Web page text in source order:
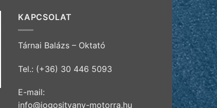
KAPCSOLAT
Tárnai Balázs – Oktató
Tel.: (+36) 30 446 5093
E-mail:
info@jogositvany-motorra.hu